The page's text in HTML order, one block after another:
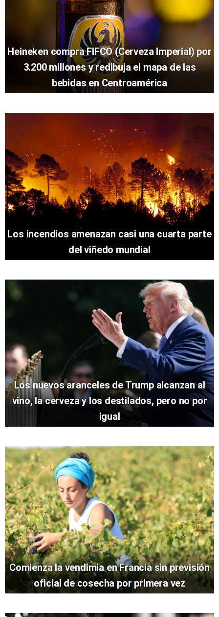
Heineken compra FIFCO (Cerveza Imperial) por
3.200 millones y redibuja el mapa de las
bebidas en Centroamérica
Los incendios amenazan casi una cuarta parte
del viñedo mundial
Los nuevos aranceles de Trump alcanzan al
vino, la cerveza y los destilados, pero no por
igual
Comienza la vendimia en Francia sin previsión
oficial de cosecha por primera vez